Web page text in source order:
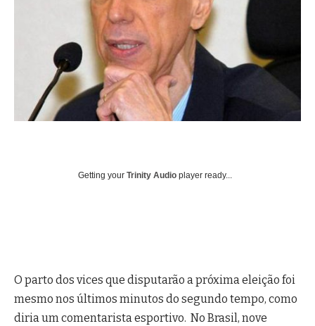
Getting your Trinity Audio player ready...
O parto dos vices que disputarão a próxima eleição foi
mesmo nos últimos minutos do segundo tempo, como
diria um comentarista esportivo. No Brasil, nove